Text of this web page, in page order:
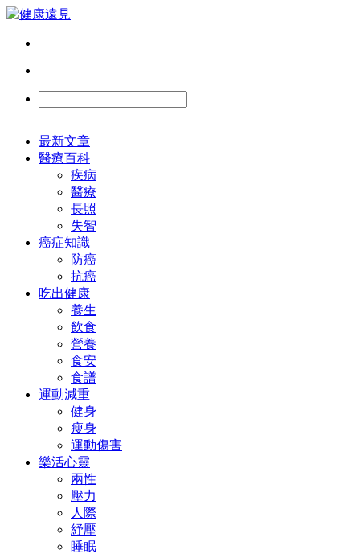
最新文章
醫療百科
疾病
醫療
長照
失智
癌症知識
防癌
抗癌
吃出健康
養生
飲食
營養
食安
食譜
運動減重
健身
瘦身
運動傷害
樂活心靈
兩性
壓力
人際
紓壓
睡眠